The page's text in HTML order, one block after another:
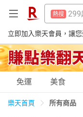
熱搜 299
熱搜 防
熱搜 床架
熱搜 電
立即加入樂天會員，讓您
熱搜 防
床架
熱搜 電
熱搜 平
熱搜 吹
熱搜 微波
購物網分類
免運 美食
樂天首頁 所有商品